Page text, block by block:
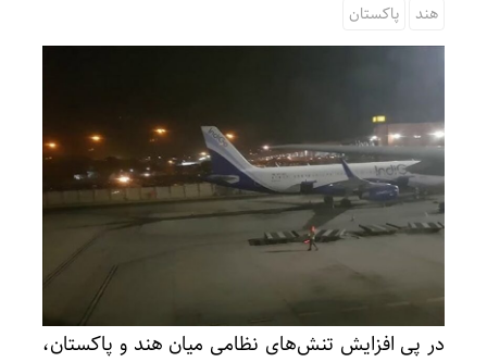
هند پاکستان
در پی افزایش تنش‌های نظامی میان هند و پاکستان،